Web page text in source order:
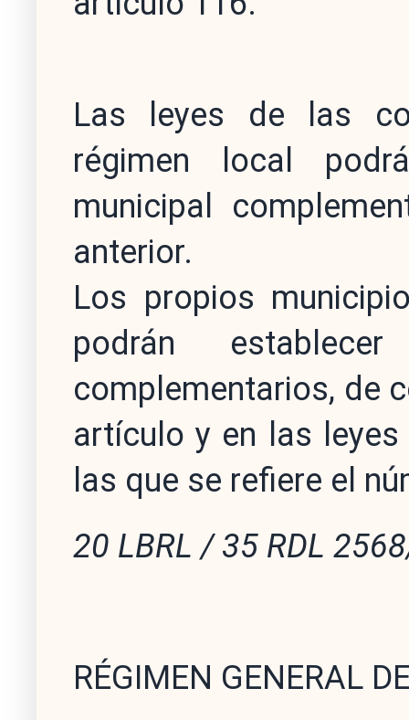
Las leyes de las
régimen local
municipal
anterior.
Los propios
podrán
complementarios, de
artículo y en las
las que se refiere el
20 LBRL / 35 RDL
RÉGIMEN GENERAL